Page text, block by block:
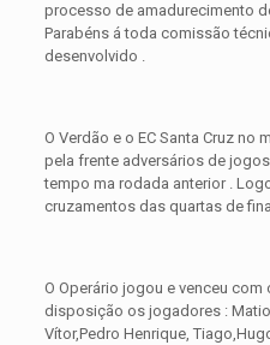
processo de amadurecimento
Parabéns á toda comissão
desenvolvido .
O Verdão e o EC Santa Cruz no
pela frente adversários de
tempo ma rodada anterior .
cruzamentos das quartas de
O Operário jogou e venceu
disposição os jogadores :
Vítor,Pedro Henrique,